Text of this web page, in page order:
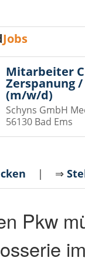
Jobs
Mitarbeiter
Zerspanung
(m/w/d)
Schyns GmbH
56130 Bad Ems
| ⇒
Pkw